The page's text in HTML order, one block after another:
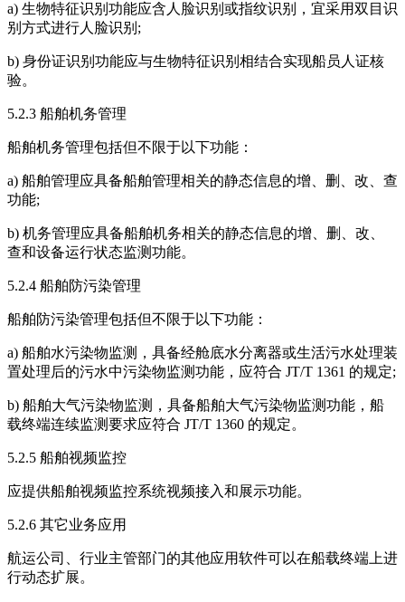
a) 生物特征识别功能应含人脸识别或指纹识别，宜采用双目识
别方式进行人脸识别;
b) 身份证识别功能应与生物特征识别相结合实现船员人证核
验。
5.2.3 船舶机务管理
船舶机务管理包括但不限于以下功能：
a) 船舶管理应具备船舶管理相关的静态信息的增、删、改、查
功能;
b) 机务管理应具备船舶机务相关的静态信息的增、删、改、
查和设备运行状态监测功能。
5.2.4 船舶防污染管理
船舶防污染管理包括但不限于以下功能：
a) 船舶水污染物监测，具备经舱底水分离器或生活污水处理装
置处理后的污水中污染物监测功能，应符合 JT/T 1361 的规定;
b) 船舶大气污染物监测，具备船舶大气污染物监测功能，船
载终端连续监测要求应符合 JT/T 1360 的规定。
5.2.5 船舶视频监控
应提供船舶视频监控系统视频接入和展示功能。
5.2.6 其它业务应用
航运公司、行业主管部门的其他应用软件可以在船载终端上进
行动态扩展。